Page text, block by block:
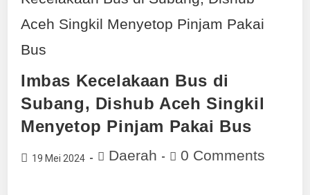
Imbas Kecelakaan Bus di
Subang, Dishub Aceh Singkil
Menyetop Pinjam Pakai Bus
19 Mei 2024 Daerah 0 Comments